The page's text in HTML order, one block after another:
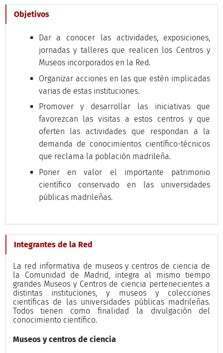
Objetivos
Dar a conocer las actividades, exposiciones,
jornadas y talleres que realicen los Centros y
Museos incorporados en la Red.
Organizar acciones en las que estén implicadas
varias de estas instituciones.
Promover y desarrollar las iniciativas que
favorezcan las visitas a estos centros y que
oferten las actividades que respondan a la
demanda de conocimientos científico-técnicos
que reclama la población madrileña.
Poner en valor el importante patrimonio
científico conservado en las universidades
públicas madrileñas.
Integrantes de la Red
La red informativa de museos y centros de ciencia de
la Comunidad de Madrid, integra al mismo tiempo
grandes Museos y Centros de ciencia pertenecientes a
distintas instituciones, y museos y colecciones
científicas de las universidades públicas madrileñas.
Todos tienen como finalidad la divulgación del
conocimiento científico.
Museos y centros de ciencia